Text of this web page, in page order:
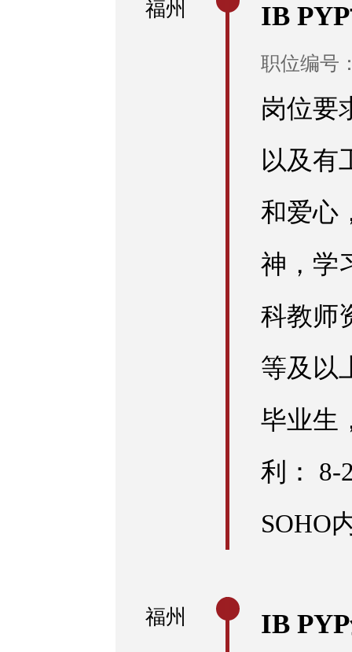
福州 IB
职位编号
岗位要
以及有
和爱心
神，学
科教师
等及以
毕业生
利： 8-
SOHO
福州 IB